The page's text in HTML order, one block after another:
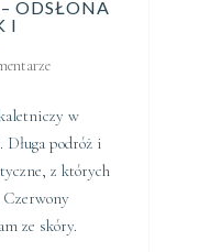
ODSŁONA
I
w
podróż i
z których
Czerwony
ze skóry.